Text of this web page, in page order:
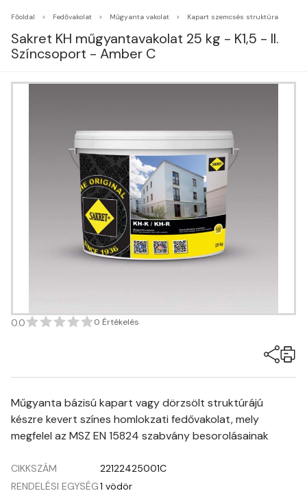
Főoldal Fedővakolat Műgyanta vakolat Kapart szemcsés struktúra
Sakret KH műgyantavakolat 25 kg - K1,5 - II.
Színcsoport - Amber C
0.0 0 Értékelés
Műgyanta bázisú kapart vagy dörzsölt struktúrájú
készre kevert színes homlokzati fedővakolat, mely
megfelel az MSZ EN 15824 szabvány besorolásainak
CIKKSZÁM
22122425001C
RENDELÉSI EGYSÉG1 vödör